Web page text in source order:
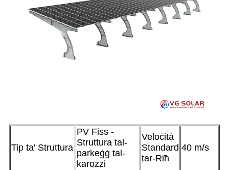
Tip ta' Struttura
PV Fiss -
Struttura tal-
parkeġġ tal-
karozzi
Veloċità
Standard
tar-Riħ
40 m/s